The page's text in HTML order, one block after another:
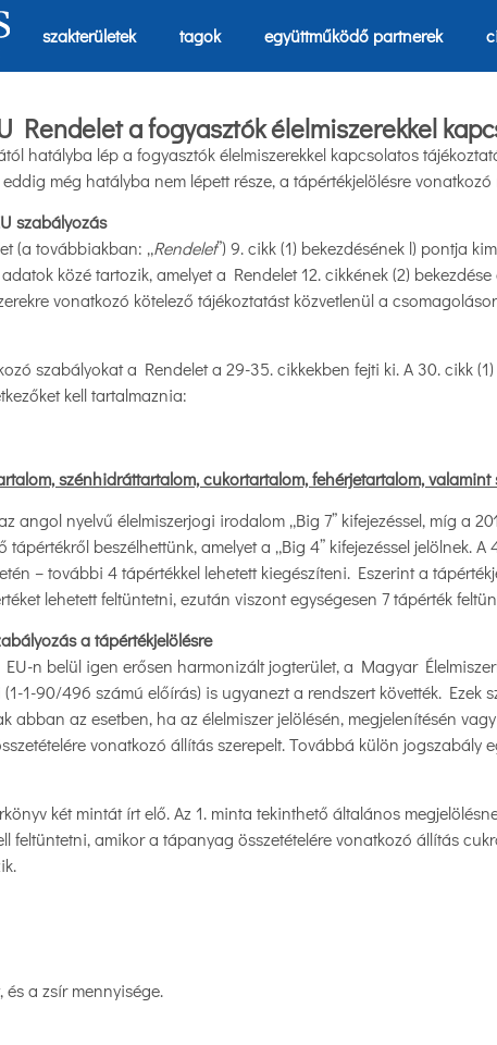
szakterületek tagok együttműködő partnerek
Rendelet a fogyasztók élelmiszerekkel
hatályba lép a fogyasztók élelmiszerekkel kapcsolatos
még hatályba nem lépett része, a tápértékjelölésre vonatkozó
szabályozás
(a továbbiakban: „Rendelet”) 9. cikk (1) bekezdésének l) pontja
közé tartozik, amelyet a Rendelet 12. cikkének (2)
vonatkozó kötelező tájékoztatást közvetlenül a
szabályokat a Rendelet a 29-35. cikkekben fejti ki. A 30. cikk
kell tartalmaznia:
szénhidráttartalom, cukortartalom, fehérjetartalom, valamint
angol nyelvű élelmiszerjogi irodalom „Big 7” kifejezéssel, míg a
beszélhettünk, amelyet a „Big 4” kifejezéssel jelölnek.
– további 4 tápértékkel lehetett kiegészíteni. Eszerint a
lehetett feltüntetni, ezután viszont egységesen 7 tápérték
a tápértékjelölésre
n belül igen erősen harmonizált jogterület, a Magyar
1-90/496 számú előírás) is ugyanezt a rendszert követték. Ezek
abban az esetben, ha az élelmiszer jelölésén, megjelenítésén
vonatkozó állítás szerepelt. Továbbá külön jogszabály
két mintát írt elő. Az 1. minta tekinthető általános
feltüntetni, amikor a tápanyag összetételére vonatkozó állítás
és a zsír mennyisége.